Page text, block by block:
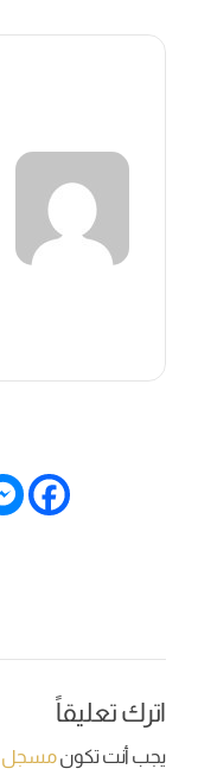
اترك تعليقاً
يجب أنت تكونمسجل